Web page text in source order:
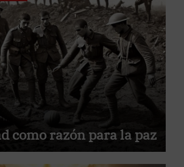
como razón para la paz